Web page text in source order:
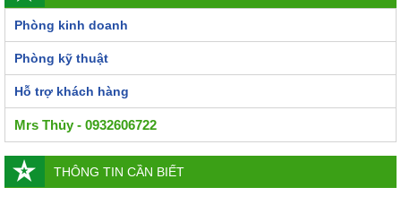
Phòng kinh doanh
Phòng kỹ thuật
Hỗ trợ khách hàng
Mrs Thủy - 0932606722
THÔNG TIN CẦN BIẾT